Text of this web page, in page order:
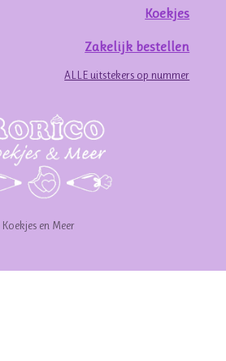
Koekjes
Zakelijk bestellen
ALLE uitstekers op nummer
en Meer